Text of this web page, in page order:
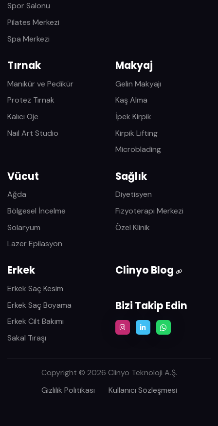
Spor Salonu
Pilates Merkezi
Spa Merkezi
Tırnak
Manikür ve Pedikür
Protez Tırnak
Kalıcı Oje
Nail Art Studio
Makyaj
Gelin Makyajı
Kaş Alma
İpek Kirpik
Kirpik Lifting
Microblading
Vücut
Ağda
Bölgesel İncelme
Solaryum
Lazer Epilasyon
Sağlık
Diyetisyen
Fizyoterapi Merkezi
Özel Klinik
Erkek
Erkek Saç Kesim
Erkek Saç Boyama
Erkek Cilt Bakımı
Sakal Tıraşı
Clinyo Blog
Bizi Takip Edin
Copyright © 2026 Clinyo Teknoloji A.Ş.
Gizlilik Politikası
Kullanıcı Sözleşmesi